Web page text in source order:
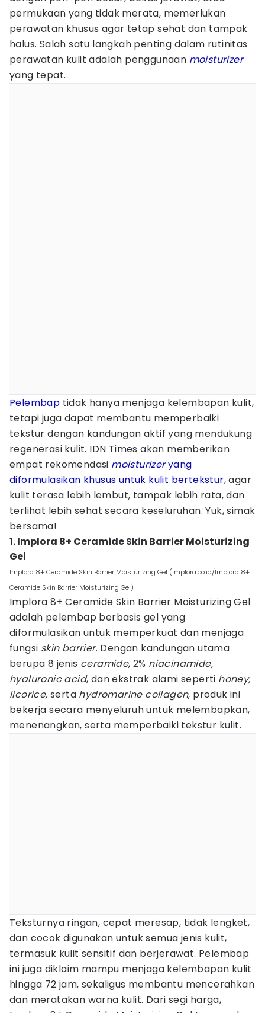
permukaan yang tidak merata, memerlukan
perawatan khusus agar tetap sehat dan tampak
halus. Salah satu langkah penting dalam rutinitas
perawatan kulit adalah penggunaan moisturizer
yang tepat.
Pelembap tidak hanya menjaga kelembapan kulit,
tetapi juga dapat membantu memperbaiki
tekstur dengan kandungan aktif yang mendukung
regenerasi kulit. IDN Times akan memberikan
empat rekomendasi moisturizeryang
diformulasikan khusus untuk kulit bertekstur, agar
kulit terasa lebih lembut, tampak lebih rata, dan
terlihat lebih sehat secara keseluruhan. Yuk, simak
bersama!
1. Implora 8+ Ceramide Skin Barrier Moisturizing
Gel
Implora 8+ Ceramide Skin Barrier Moisturizing Gel (implora.co.id/Implora 8+
Ceramide Skin Barrier Moisturizing Gel)
Implora 8+ Ceramide Skin Barrier Moisturizing Gel
adalah pelembap berbasis gel yang
diformulasikan untuk memperkuat dan menjaga
fungsi skin barrier. Dengan kandungan utama
berupa 8 jenis ceramide, 2% niacinamide,
hyaluronic acid, dan ekstrak alami seperti honey,
licorice, serta hydromarine collagen, produk ini
bekerja secara menyeluruh untuk melembapkan,
menenangkan, serta memperbaiki tekstur kulit.
Teksturnya ringan, cepat meresap, tidak lengket,
dan cocok digunakan untuk semua jenis kulit,
termasuk kulit sensitif dan berjerawat. Pelembap
ini juga diklaim mampu menjaga kelembapan kulit
hingga 72 jam, sekaligus membantu mencerahkan
dan meratakan warna kulit. Dari segi harga,